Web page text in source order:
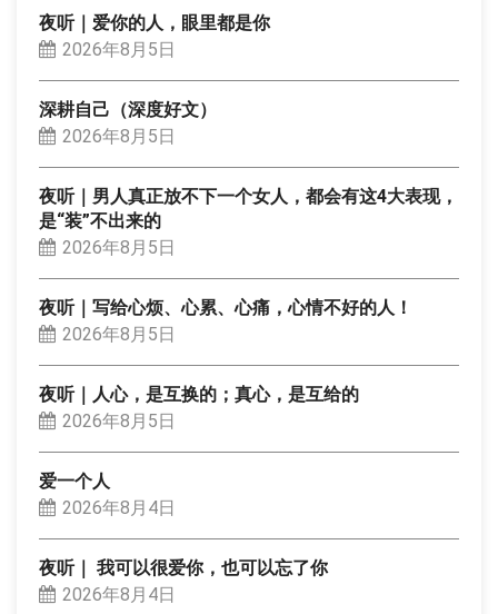
夜听｜爱你的人，眼里都是你
2026年8月5日
深耕自己（深度好文）
2026年8月5日
夜听｜男人真正放不下一个女人，都会有这4大表现，
是“装”不出来的
2026年8月5日
夜听｜写给心烦、心累、心痛，心情不好的人！
2026年8月5日
夜听｜人心，是互换的；真心，是互给的
2026年8月5日
爱一个人
2026年8月4日
夜听｜ 我可以很爱你，也可以忘了你
2026年8月4日